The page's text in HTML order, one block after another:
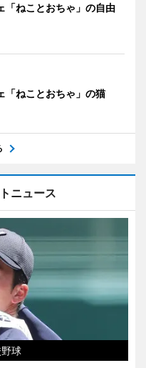
「ねことおちゃ」の自由
「ねことおちゃ」の猫
ニュース
球